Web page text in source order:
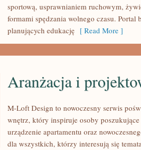
sportową, usprawnianiem ruchowym,
formami spędzania wolnego czasu. Portal
planujących edukację [ Read More ]
Aranżacja i
M-Loft Design to nowoczesny serwis
wnętrz, który inspiruje osoby
urządzenie apartamentu oraz
dla wszystkich, którzy interesują się